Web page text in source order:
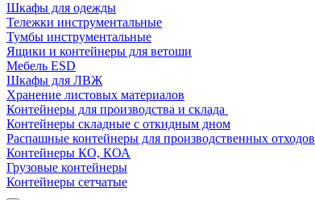
Шкафы для одежды
Тележки инструментальные
Тумбы инструментальные
Ящики и контейнеры для ветоши
Мебель ESD
Шкафы для ЛВЖ
Хранение листовых материалов
Контейнеры для производства и склада
Контейнеры складные с откидным дном
Распашные контейнеры для производственных отходов
Контейнеры КО, КОА
Грузовые контейнеры
Контейнеры сетчатые